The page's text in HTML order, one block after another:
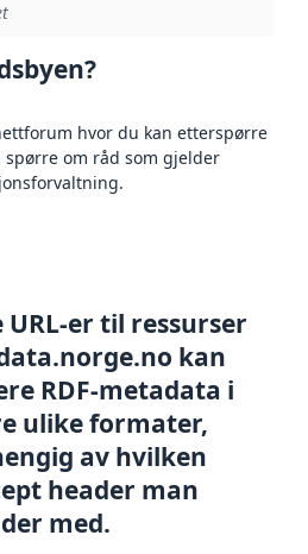
hvor du kan etterspørre
om råd som gjelder
URL-er til ressurser
kan
RDF-metadata i
ulike formater,
av hvilken
header man
med.